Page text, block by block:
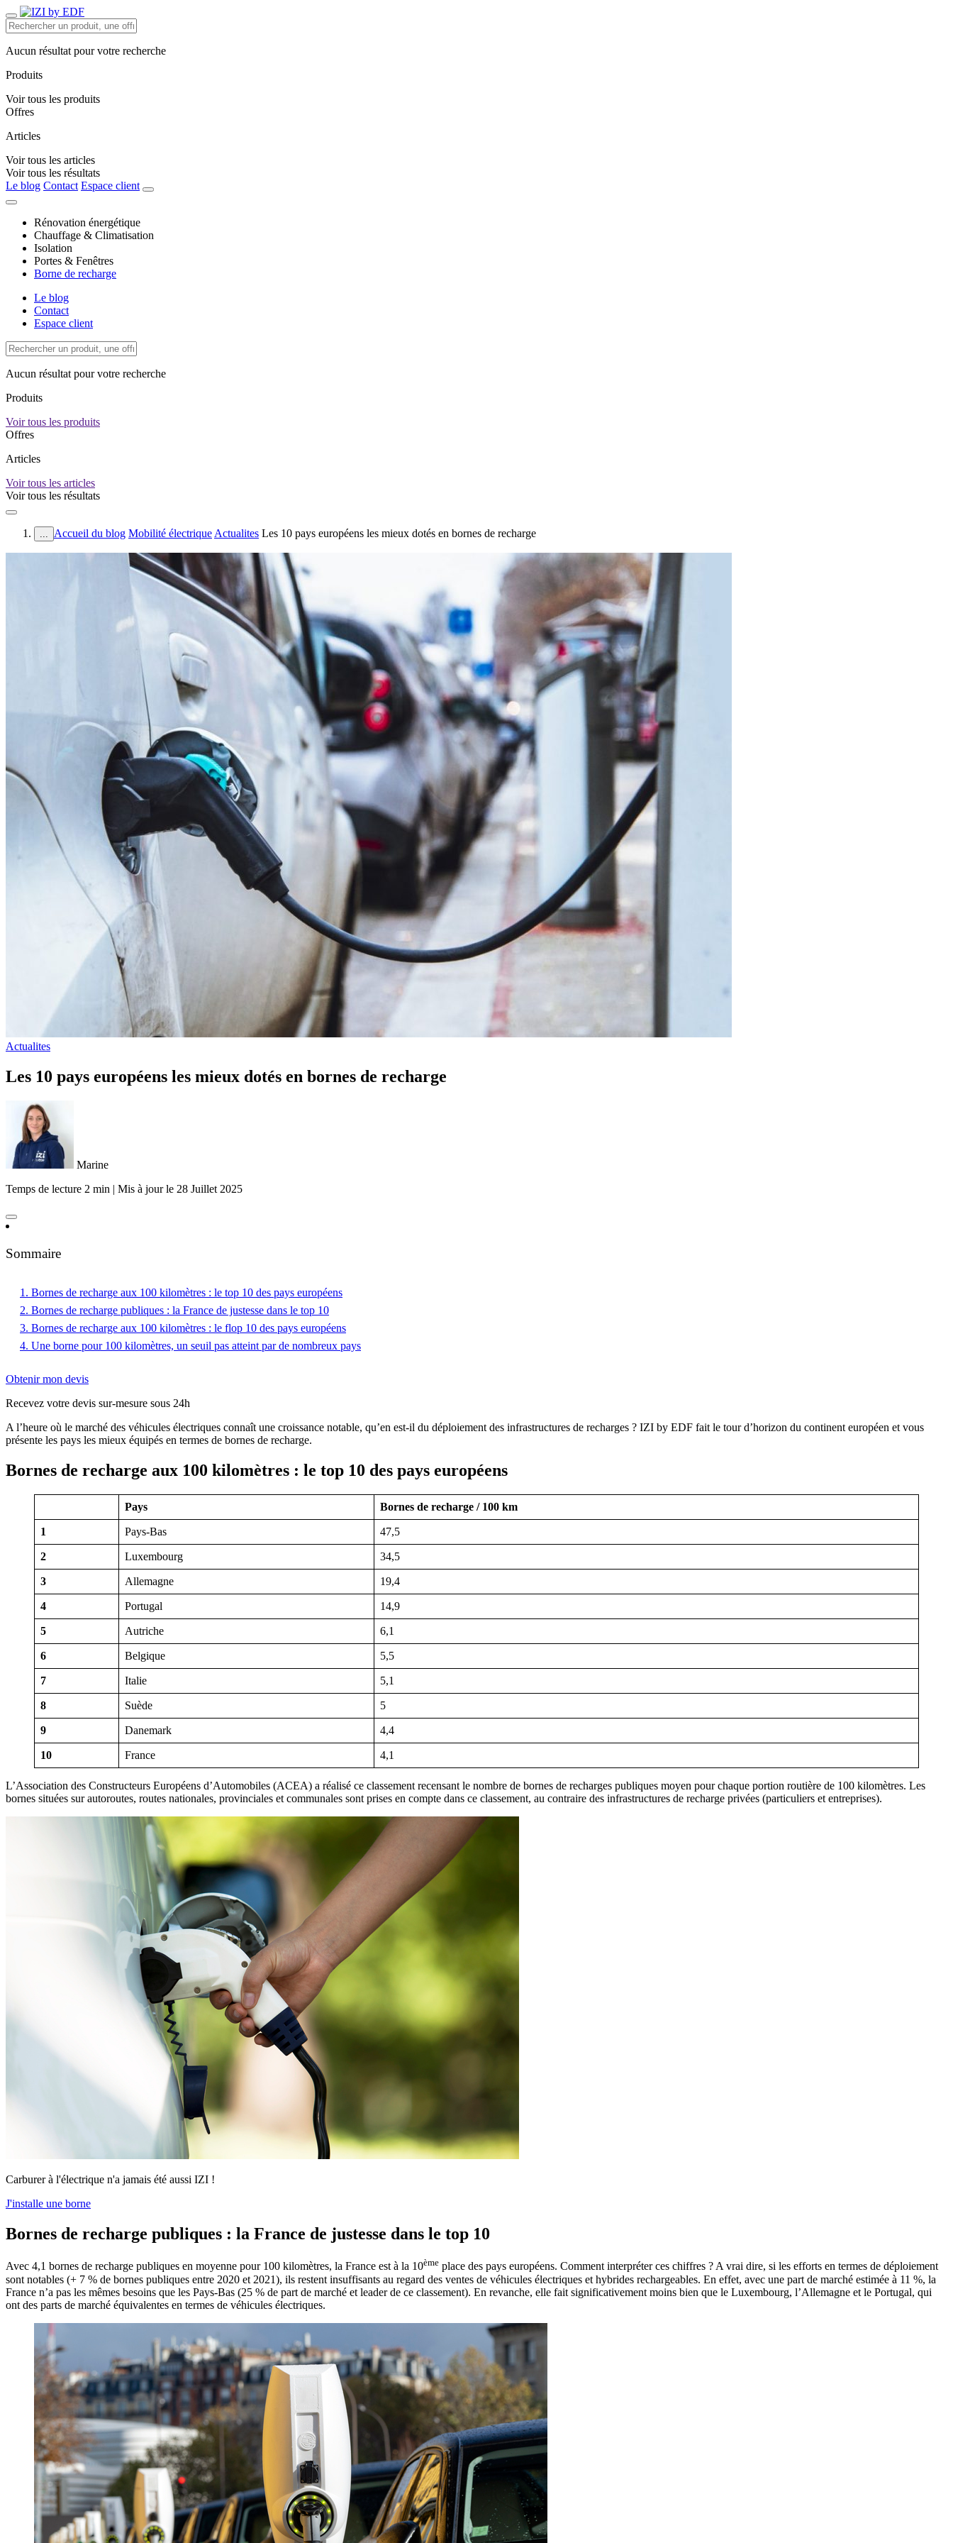
Aucun résultat pour votre recherche
Produits
Voir tous les produits
Offres
Articles
Voir tous les articles
Voir tous les résultats
Le blog Contact Espace client
Rénovation énergétique
Chauffage & Climatisation
Isolation
Portes & Fenêtres
Borne de recharge
Le blog
Contact
Espace client
Aucun résultat pour votre recherche
Produits
Voir tous les produits
Offres
Articles
Voir tous les articles
Voir tous les résultats
... Accueil du blog Mobilité électrique Actualites Les 10 pays européens les mieux dotés en bornes de recharge
Actualites
Les 10 pays européens les mieux dotés en bornes de recharge
Marine
Temps de lecture 2 min | Mis à jour le 28 Juillet 2025
Sommaire
1. Bornes de recharge aux 100 kilomètres : le top 10 des pays européens
2. Bornes de recharge publiques : la France de justesse dans le top 10
3. Bornes de recharge aux 100 kilomètres : le flop 10 des pays européens
4. Une borne pour 100 kilomètres, un seuil pas atteint par de nombreux pays
Obtenir mon devis
Recevez votre devis sur-mesure sous 24h
A l’heure où le marché des véhicules électriques connaît une croissance notable, qu’en est-il du déploiement des infrastructures de recharges ? IZI by EDF fait le tour d’horizon du continent européen et vous
présente les pays les mieux équipés en termes de bornes de recharge.
Bornes de recharge aux 100 kilomètres : le top 10 des pays européens
Pays Bornes de recharge / 100 km
1 Pays-Bas 47,5
2 Luxembourg 34,5
3 Allemagne 19,4
4 Portugal 14,9
5 Autriche 6,1
6 Belgique 5,5
7 Italie 5,1
8 Suède 5
9 Danemark 4,4
10 France 4,1
L’Association des Constructeurs Européens d’Automobiles (ACEA) a réalisé ce classement recensant le nombre de bornes de recharges publiques moyen pour chaque portion routière de 100 kilomètres. Les
bornes situées sur autoroutes, routes nationales, provinciales et communales sont prises en compte dans ce classement, au contraire des infrastructures de recharge privées (particuliers et entreprises).
Carburer à l'électrique n'a jamais été aussi IZI !
J'installe une borne
Bornes de recharge publiques : la France de justesse dans le top 10
Avec 4,1 bornes de recharge publiques en moyenne pour 100 kilomètres, la France est à la 10ème place des pays européens. Comment interpréter ces chiffres ? A vrai dire, si les efforts en termes de déploiement
sont notables (+ 7 % de bornes publiques entre 2020 et 2021), ils restent insuffisants au regard des ventes de véhicules électriques et hybrides rechargeables. En effet, avec une part de marché estimée à 11 %, la
France n’a pas les mêmes besoins que les Pays-Bas (25 % de part de marché et leader de ce classement). En revanche, elle fait significativement moins bien que le Luxembourg, l’Allemagne et le Portugal, qui
ont des parts de marché équivalentes en termes de véhicules électriques.